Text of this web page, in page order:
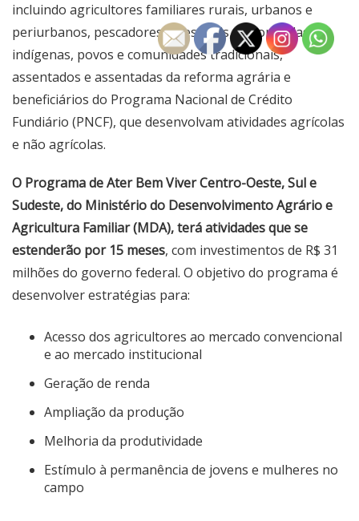
incluindo agricultores familiares rurais, urbanos e
periurbanos, pescadores artesanais, quilombolas,
indígenas, povos e comunidades tradicionais,
assentados e assentadas da reforma agrária e
beneficiários do Programa Nacional de Crédito
Fundiário (PNCF), que desenvolvam atividades agrícolas
e não agrícolas.
O Programa de Ater Bem Viver Centro-Oeste, Sul e
Sudeste, do Ministério do Desenvolvimento Agrário e
Agricultura Familiar (MDA), terá atividades que se
estenderão por 15 meses, com investimentos de R$ 31
milhões do governo federal. O objetivo do programa é
desenvolver estratégias para:
Acesso dos agricultores ao mercado convencional
e ao mercado institucional
Geração de renda
Ampliação da produção
Melhoria da produtividade
Estímulo à permanência de jovens e mulheres no
campo